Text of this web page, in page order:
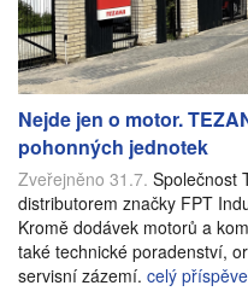
Nejde jen o motor.
pohonných jednotek
Zveřejněno 31.7. Společnost
distributorem značky FPT
Kromě dodávek motorů a
také technické poradenství,
servisní zázemí. celý